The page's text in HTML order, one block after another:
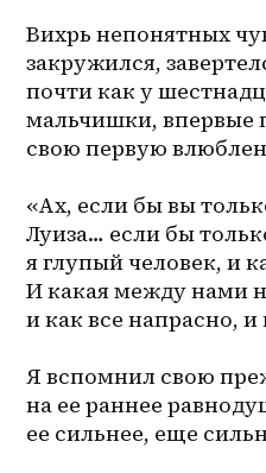
Вихрь непонятных
закружился,
почти как у
мальчишки, впервые
свою первую
«Ах, если бы вы
Луиза… если бы
я глупый человек, и
И какая между нами
и как все напрасно,
Я вспомнил свою
на ее раннее
ее сильнее, еще